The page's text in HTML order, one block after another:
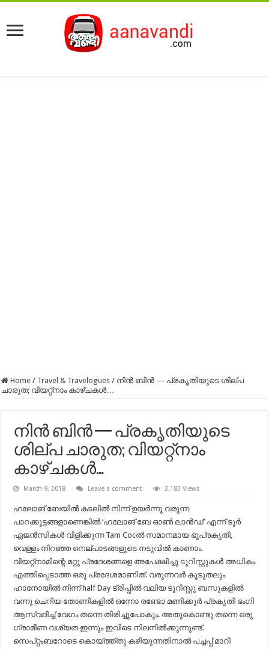
Home / Travel & Travelogues / നിൻ ബിൻ — പ്രകൃതിയുടെ ശില്പ
ചാരുത; വിയറ്റ്നാം കാഴ്ചകള്‍…
നിൻ ബിൻ — പ്രകൃതിയുടെ
ശില്പ ചാരുത; വിയറ്റ്നാം
കാഴ്ചകള്‍…
March 9, 2018 Leave a comment 3,183 Views
ഹലോങ് ബേയിൽ കടലിൽ നിന്ന് ഉയർന്നു വരുന്ന
പാറക്കൂട്ടങ്ങളാണെങ്കിൽ ‘ഹലോങ് ബേ ഓൺ ലാൻഡ്’ എന്ന് ടൂർ
ഏജൻസികൾ വിളിക്കുന്ന Tam Cocൽ സമാനമായ ഭൂപ്രകൃതി,
വെള്ളം നിറഞ്ഞ നെല്പാടങ്ങളുടെ നടുവിൽ കാണാം.
വിയറ്റ്നാമിന്റെ മറ്റു പ്രദേശങ്ങളെ അപേക്ഷിച്ചു ടൂറിസ്റ്റുകൾ അധികം
എത്തിപ്പെടാത്ത ഒരു പ്രദേശമാണിത്. വരുന്നവർ കൂടുതലും
ഹാനോയിൽ നിന്ന് half Day ട്രിപ്പിൽ വലിയ ടൂറിസ്റ്റു ബസുകളിൽ
വന്നു ചെറിയ തോണികളിൽ ഒന്നോ രണ്ടോ മണിക്കൂർ പ്രകൃതി ഭംഗി
ആസ്വദിച്ച് വേഗം തന്നെ തിരിച്ചുപോകും. അതുകൊണ്ടു തന്നെ ഒരു
ഗ്രാമീണ വശ്യത ഇന്നും ഇവിടെ നിലനിൽക്കുന്നുണ്ട്.
സെപ്റ്റംബറോടെ കൊയ്ത്ത്തു കഴിയുന്നതിനാൽ പച്ചപ്പ്‌ മാറി